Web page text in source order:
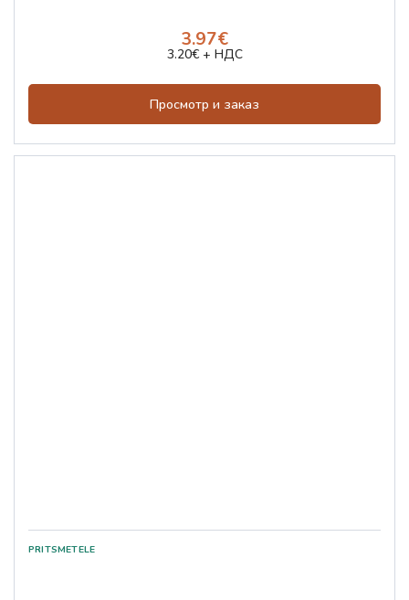
3.97€
3.20€ + НДС
Просмотр и заказ